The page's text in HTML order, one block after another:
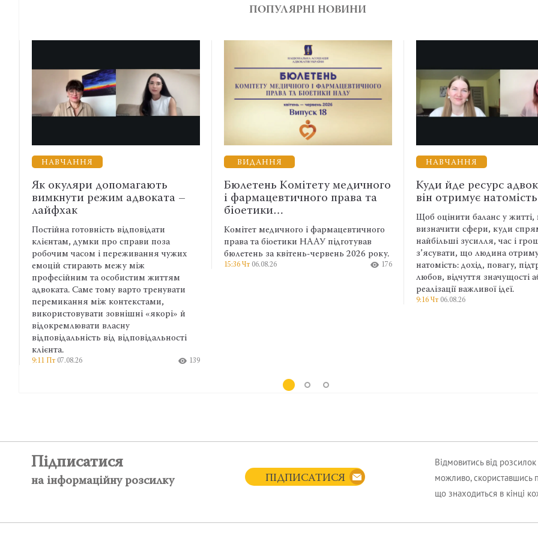
ПОПУЛЯРНІ НОВИНИ
НАВЧАННЯ
Як окуляри допомагають
вимкнути режим адвоката –
лайфхак
Постійна готовність відповідати
клієнтам, думки про справи поза
робочим часом і переживання чужих
емоцій стирають межу між
професійним та особистим життям
адвоката. Саме тому варто тренувати
перемикання між контекстами,
використовувати зовнішні «якорі» й
відокремлювати власну
відповідальність від відповідальності
клієнта.
9:11 Пт07.08.26 139
ВИДАННЯ
Бюлетень Комітету медичного
і фармацевтичного права та
біоетики…
Комітет медичного і фармацевтичного
права та біоетики НААУ підготував
бюлетень за квітень-червень 2026 року.
15:36 Чт06.08.26 176
НАВЧАННЯ
Куди йде ресурс
він отримує натомість
Щоб оцінити баланс у житті,
визначити сфери, куди
найбільші зусилля, час і гроші, а
з’ясувати, що людина отримує
натомість: дохід, повагу,
любов, відчуття значущості або
реалізації важливої ідеї.
9:16 Чт06.08.26
Підписатися
на інформаційну розсилку ПІДПИСАТИСЯ
Відмовитись від
можливо, скориставшись
що знаходиться в кінці